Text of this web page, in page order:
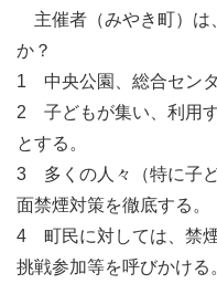
主催者（みやき町）は
か？
1 中央公園、総合セン
2 子どもが集い、利用
とする。
3 多くの人々（特に子
面禁煙対策を徹底する。
4 町民に対しては、禁
挑戦参加等を呼びかける